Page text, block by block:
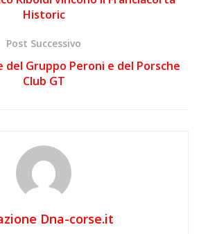
Historic
Post Successivo
del Gruppo Peroni e del Porsche
Club GT
Dna-corse.it